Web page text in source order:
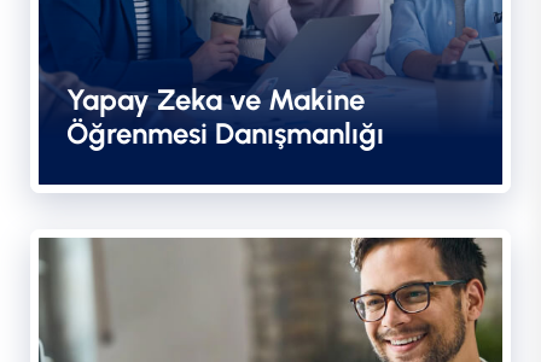
Yapay Zeka ve Makine
Öğrenmesi Danışmanlığı